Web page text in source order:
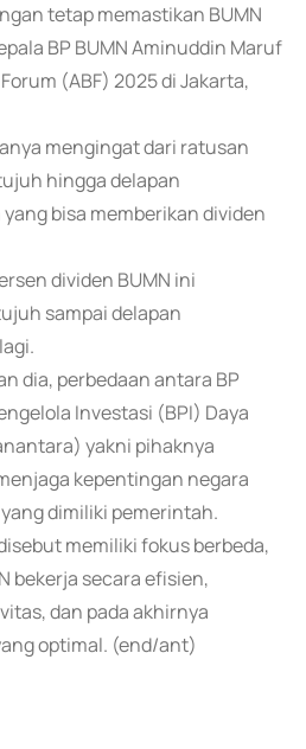
tetap memastikan BUMN
BP BUMN Aminuddin Maruf
(ABF) 2025 di Jakarta,
mengingat dari ratusan
hingga delapan
bisa memberikan dividen
dividen BUMN ini
sampai delapan
dia, perbedaan antara BP
Investasi (BPI) Daya
yakni pihaknya
kepentingan negara
dimiliki pemerintah.
memiliki fokus berbeda,
bekerja secara efisien,
dan pada akhirnya
optimal. (end/ant)